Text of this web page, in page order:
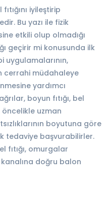
iyileştirip
Bu yazı ile fizik
etkili olup olmadığı
geçirir mi konusunda ilk
uygulamalarının,
cerrahi müdahaleye
yardımcı
boyun fıtığı, bel
öncelikle uzman
boyutuna göre
tedaviye başvurabilirler.
fıtığı, omurgalar
kanalına doğru balon